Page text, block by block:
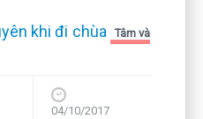
khi đi chùa Tâm và
04/10/2017